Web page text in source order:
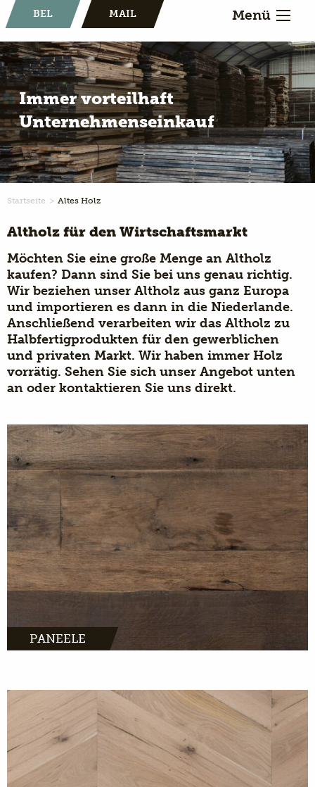
BEL MAIL Menü
Immer vorteilhaft
Unternehmenseinkauf
Startseite Altes Holz
Altholz für den Wirtschaftsmarkt
Möchten Sie eine große Menge an Altholz
kaufen? Dann sind Sie bei uns genau richtig.
Wir beziehen unser Altholz aus ganz Europa
und importieren es dann in die Niederlande.
Anschließend verarbeiten wir das Altholz zu
Halbfertigprodukten für den gewerblichen
und privaten Markt. Wir haben immer Holz
vorrätig. Sehen Sie sich unser Angebot unten
an oder kontaktieren Sie uns direkt.
MEHR INFOS
PANEELE
MEHR INFOS